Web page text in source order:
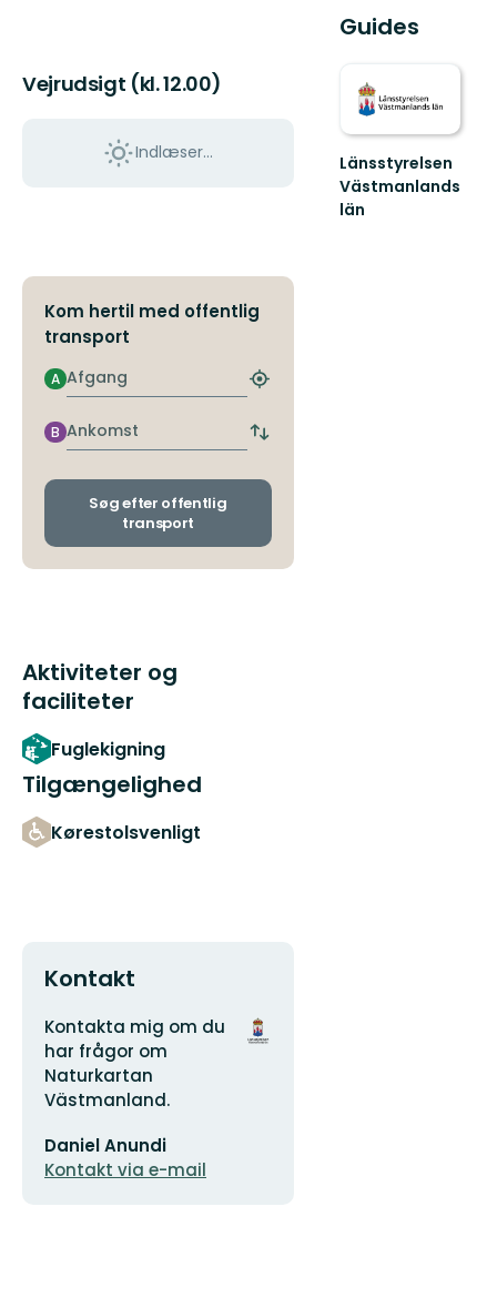
Vejrudsigt (kl. 12.00)
Indlæser...
Kom hertil med offentlig
transport
Afgang
A
Find
nærmeste
stoppested
Ankomst
B
Skift
og
Søg efter offentlig
transport
Aktiviteter og
faciliteter
Fuglekigning
Tilgængelighed
Kørestolsvenligt
Kontakt
Adresse
Kontakta mig om du
har frågor om
Naturkartan
Västmanland.
mailadresse
Daniel Anundi
Kontakt via e-mail
Organisationens
logotype
Guides
Länsstyrelsen
Västmanlands
län